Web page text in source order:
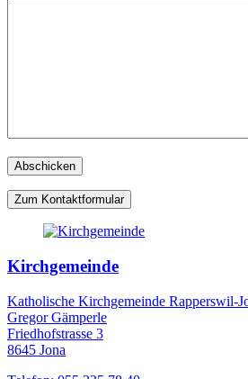
Zum Kontaktformular
Kirchgemeinde
Katholische Kirchgemeinde Rapperswil-
Gregor Gämperle
Friedhofstrasse 3
8645 Jona